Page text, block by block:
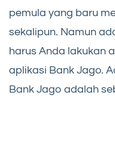
pemula yang baru
sekalipun. Namun
harus Anda lakukan
aplikasi Bank Jago.
Bank Jago adalah